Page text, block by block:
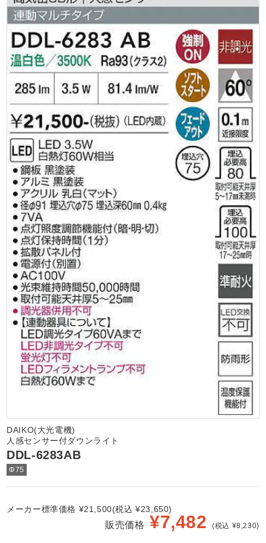
DAIKO(大光電機)
人感センサー付ダウンライト
DDL-6283AB
Φ75
メーカー標準価格 ¥21,500(税込 ¥23,650)
販売価格 ¥7,482 (税込 ¥8,230)